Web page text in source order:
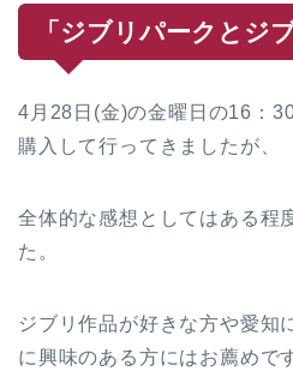
「ジブリパークとジ
4月28日(金)の金曜日の16：
購入して行ってきましたが、
全体的な感想としてはある程
た。
ジブリ作品が好きな方や愛知
に興味のある方にはお薦めで